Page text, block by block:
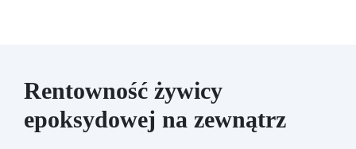
Rentowność żywicy
epoksydowej na zewnątrz